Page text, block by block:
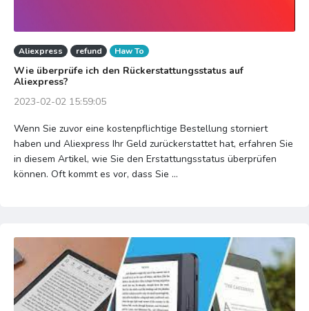
Aliexpress refund Haw To
Wie überprüfe ich den Rückerstattungsstatus auf
Aliexpress?
2023-02-02 15:59:05
Wenn Sie zuvor eine kostenpflichtige Bestellung storniert
haben und Aliexpress Ihr Geld zurückerstattet hat, erfahren Sie
in diesem Artikel, wie Sie den Erstattungsstatus überprüfen
können. Oft kommt es vor, dass Sie ...